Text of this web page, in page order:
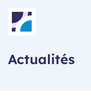
Actualités